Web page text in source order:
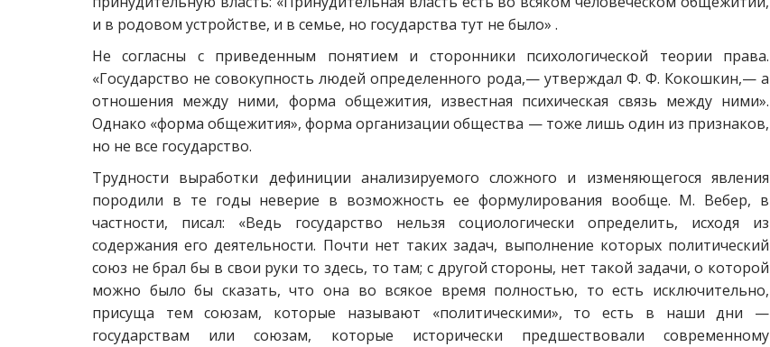
и в родовом устройстве, и в семье, но государства тут не было» .
Не согласны с приведенным понятием и сторонники психологической теории права.
«Государство не совокупность людей определенного рода,— утверждал Ф. Ф. Кокошкин,— а
отношения между ними, форма общежития, известная психическая связь между ними».
Однако «форма общежития», форма организации общества — тоже лишь один из признаков,
но не все государство.
Трудности выработки дефиниции анализируемого сложного и изменяющегося явления
породили в те годы неверие в возможность ее формулирования вообще. М. Вебер, в
частности, писал: «Ведь государство нельзя социологически определить, исходя из
содержания его деятельности. Почти нет таких задач, выполнение которых политический
союз не брал бы в свои руки то здесь, то там; с другой стороны, нет такой задачи, о которой
можно было бы сказать, что она во всякое время полностью, то есть исключительно,
присуща тем союзам, которые называют «политическими», то есть в наши дни —
государствам или союзам, которые исторически предшествовали современному